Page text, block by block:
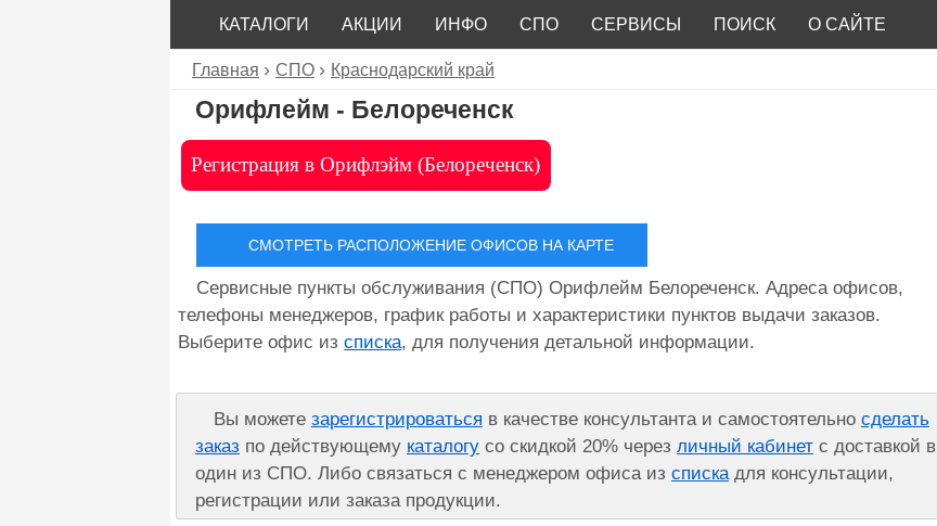
КАТАЛОГИ АКЦИИ ИНФО СПО СЕРВИСЫ ПОИСК О САЙТЕ
Главная СПО Краснодарский край
Орифлейм - Белореченск
Регистрация в Орифлэйм (Белореченск)
СМОТРЕТЬ РАСПОЛОЖЕНИЕ ОФИСОВ НА КАРТЕ
Сервисные пункты обслуживания (СПО) Орифлейм Белореченск. Адреса офисов,
телефоны менеджеров, график работы и характеристики пунктов выдачи заказов.
Выберите офис изсписка, для получения детальной информации.
Вы можете зарегистрироваться в качестве консультанта и самостоятельно сделать
заказ по действующему каталогу со скидкой 20% черезличный кабинет с доставкой в
один из СПО. Либо связаться с менеджером офиса изспискадля консультации,
регистрации или заказа продукции.